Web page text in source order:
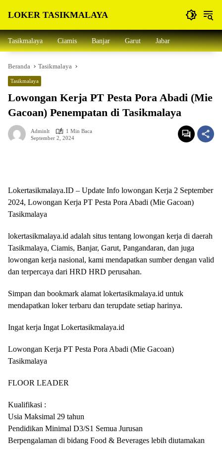
LOKER TASIKMALAYA
Lowongan
Kerja
dan
Sekitarna
Tasikmalaya Ciamis Banjar Garut Jabar
Beranda Tasikmalaya
Tasikmalaya
Lowongan Kerja PT Pesta Pora Abadi (Mie
Gacoan) Penempatan di Tasikmalaya
Adminlt
1 Min Baca
September 2, 2024
Lokertasikmalaya.ID – Update Info lowongan Kerja 2 September
2024, Lowongan Kerja PT Pesta Pora Abadi (Mie Gacoan)
Tasikmalaya
lokertasikmalaya.id adalah situs tentang lowongan kerja di daerah
Tasikmalaya, Ciamis, Banjar, Garut, Pangandaran, dan juga
lowongan kerja nasional, kami mendapatkan sumber dengan valid
dan terpercaya dari HRD HRD perusahan.
Simpan dan bookmark alamat lokertasikmalaya.id untuk
mendapatkan loker terbaru dan terupdate setiap harinya.
Ingat kerja Ingat Lokertasikmalaya.id
Lowongan Kerja PT Pesta Pora Abadi (Mie Gacoan)
Tasikmalaya
FLOOR LEADER
Kualifikasi :
Usia Maksimal 29 tahun
Pendidikan Minimal D3/S1 Semua Jurusan
Berpengalaman di bidang Food & Beverages lebih diutamakan